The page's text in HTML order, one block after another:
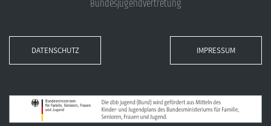
Bundesjugendvertretung
DATENSCHUTZ IMPRESSUM